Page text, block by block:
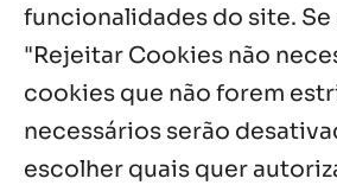
funcionalidades do site. Se
"Rejeitar Cookies não
cookies que não forem
necessários serão
escolher quais quer
Palavra Diária (07/08/
Notícias por Categoria